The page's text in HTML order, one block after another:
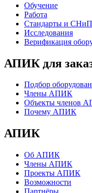
Обучение
Работа
Стандарты и
Исследования
Верификация
АПИК для
Подбор
Члены АПИК
Объекты членов
Почему АПИК
АПИК
Об АПИК
Члены АПИК
Проекты АПИК
Возможности